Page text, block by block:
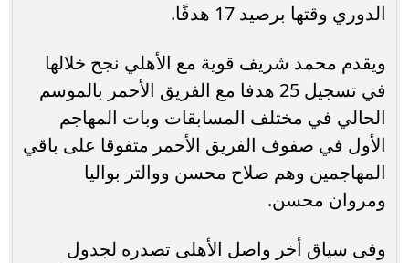
الدوري وقتها برصيد 17 هدفًا.
ويقدم محمد شريف قوية مع الأهلي نجح خلالها
في تسجيل 25 هدفا مع الفريق الأحمر بالموسم
الحالي في مختلف المسابقات وبات المهاجم
الأول في صفوف الفريق الأحمر متفوقا على باقي
المهاجمين وهم صلاح محسن ووالتر بواليا
ومروان محسن.
وفى سياق أخر واصل الأهلى تصدره لجدول